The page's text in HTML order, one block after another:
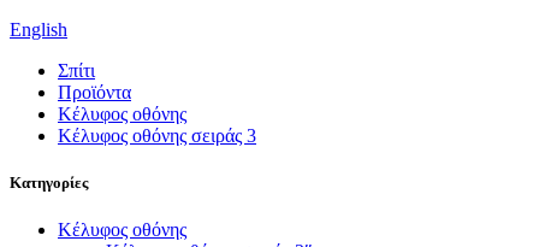
English
Σπίτι
Προϊόντα
Κέλυφος οθόνης
Κέλυφος οθόνης σειράς 3
Κατηγορίες
Κέλυφος οθόνης